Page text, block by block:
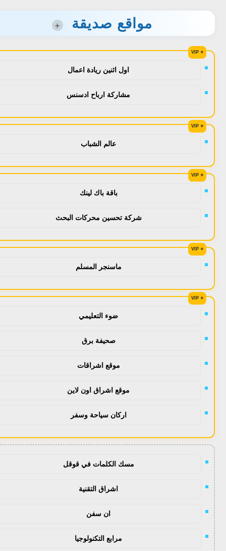
مواقع صديقة +
اول اثنين ريادة اعمال
مشاركة ارباح ادسنس
عالم الشباب
باقة باك لينك
شركة تحسين محركات البحث
ماسنجر المسلم
ضوء التعليمي
صحيفة برق
موقع اشراقات
موقع اشراق اون لاين
اركان سياحة وسفر
مسك الكلمات في قوقل
اشراق التقنية
ان سفن
مرابع التكنولوجيا